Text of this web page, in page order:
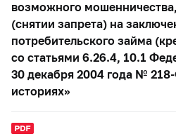
возможного
(снятии запрета) на
потребительского займа
со статьями 6.2‒6.4, 10.1
30 декабря 2004 года №
историях»